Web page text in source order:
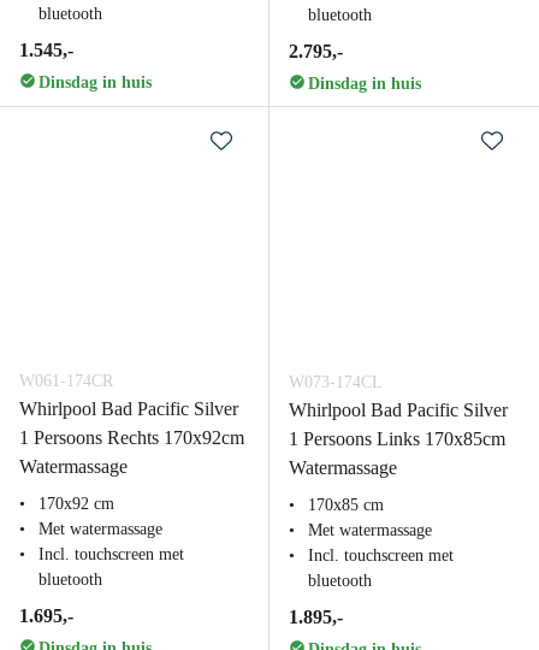
bluetooth
1.545,-
Dinsdag in huis
bluetooth
2.795,-
Dinsdag in huis
W061-174CR
Whirlpool Bad Pacific Silver
1 Persoons Rechts 170x92cm
Watermassage
170x92 cm
Met watermassage
Incl. touchscreen met
bluetooth
1.695,-
W073-174CL
Whirlpool Bad Pacific Silver
1 Persoons Links 170x85cm
Watermassage
170x85 cm
Met watermassage
Incl. touchscreen met
bluetooth
1.895,-